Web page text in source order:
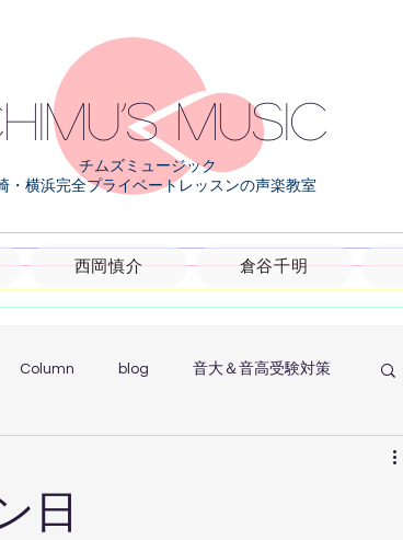
music
チムズミュージック
・横浜完全プライベートレッスンの声楽教室
西岡慎介 倉谷千明
Column blog 音大＆音高受験対策
日